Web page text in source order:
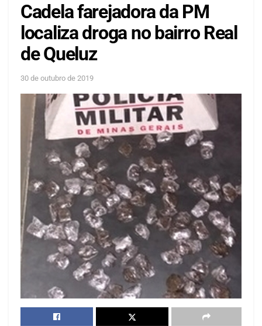
Cadela farejadora da PM
localiza droga no bairro Real
de Queluz
30 de outubro de 2019